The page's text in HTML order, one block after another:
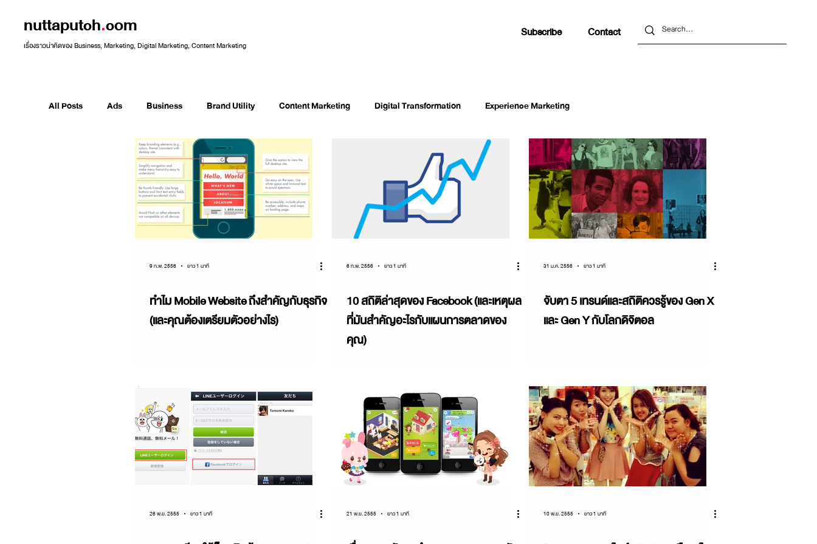
nuttaputch.com
เรื่องราวน่าคิดของ Business, Marketing, Digital Marketing, Content Marketing
Subscribe Contact
All Posts Ads Business Brand Utility Content Marketing Digital Transformation Experience Marketing
Facebook 101 Guide to Marketing Management Marketing
Marketing Techniques Marketing Technology Must Watch Speech Neuromarketing Research & Trends Report
Whitepaper บล็อก Digital Marketing
9 ก.พ. 2556 ยาว 1 นาที
ทำไม Mobile Website ถึงสำคัญกับธุรกิจ
(และคุณต้องเตรียมตัวอย่างไร)
6 ก.พ. 2556 ยาว 1 นาที
10 สถิติล่าสุดของ Facebook (และเหตุผล
ที่มันสำคัญอะไรกับแผนการตลาดของ
คุณ)
31 ม.ค. 2556 ยาว 1 นาที
จับตา 5 เทรนด์และสถิติควรรู้ของ Gen X
และ Gen Y กับโลกดิจิตอล
26 พ.ย. 2555 ยาว 1 นาที 21 พ.ย. 2555 ยาว 1 นาที 10 พ.ย. 2555 ยาว 1 นาที